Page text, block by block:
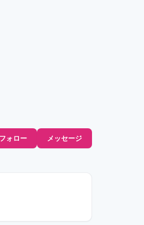
フォロー メッセージ